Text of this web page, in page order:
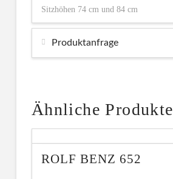
Sitzhöhen 74 cm und 84 cm
Produktanfrage
Ähnliche Produkte
ROLF BENZ 652